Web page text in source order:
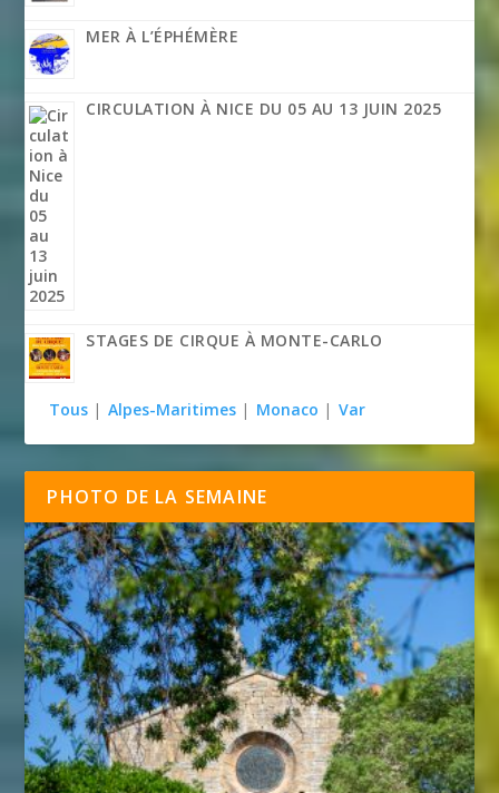
MER À L’ÉPHÉMÈRE
CIRCULATION À NICE DU 05 AU 13 JUIN 2025
STAGES DE CIRQUE À MONTE-CARLO
Tous | Alpes-Maritimes | Monaco | Var
PHOTO DE LA SEMAINE